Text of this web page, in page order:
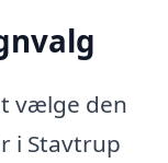
vælge den
i Stavtrup